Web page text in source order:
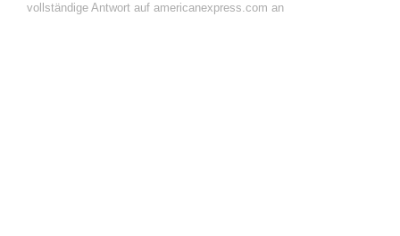
vollständige Antwort auf americanexpress.com an